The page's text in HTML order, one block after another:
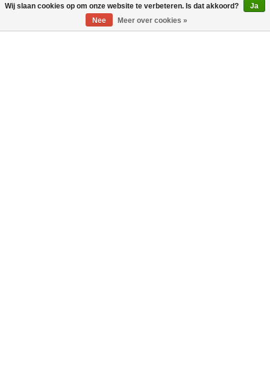
Drijvende sleutelhanger
Wij slaan cookies op om onze website te verbeteren. Is dat akkoord?
Ja
Nee
Meer over cookies »